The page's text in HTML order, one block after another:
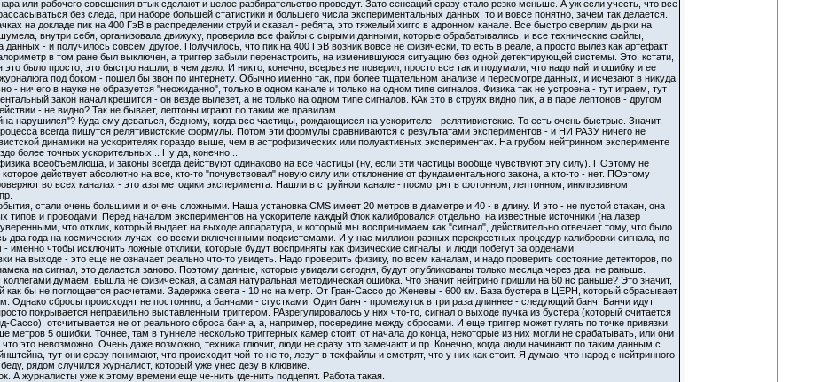
или рабочего совещения втык сделают и целое разбирательство проведут. Зато сенсаций сразу стало резко меньше. А уж если учесть, что все
без следа, при наборе большей статистики и большего числа экспериментальных данных, то и вовсе понятно, зачем так делается.
на докладе пик на 400 ГэВ в распределении струй и сказал - ребята, это тяжелый хиггс в адронном канале. Все быстро сверлим дырки на
внутри себя, организовала движуху, проверила все файлы с сырыми данными, которые обрабатывались, и все технические файлы,
- и получилось совсем другое. Получилось, что пик на 400 ГэВ возник вовсе не физически, то есть в реале, а просто вылез как артефакт
в том ране был выключен, а триггер забыли перенастроить, на изменившуюся ситуацию без одной детектирующей системы. Это, кстати,
было просто, это быстро нашли, в чем дело. И никто, конечно, всерьез не поверил, просто все так и подумали, что надо найти ошибку и ее
под боком - пошел бы звон по интернету. Обычно именно так, при более тщательном анализе и пересмотре данных, и исчезают в никуда
- ничего в науке не образуется "неожиданно", только в одном канале и только на одном типе сигналов. Физика так не устроена - тут играем, тут
закон начал крешится - он везде вылезет, а не только на одном типе сигналов. КАк это в струях видно пик, а в паре лептонов - другом
- не видно? Так не бывает, лептоны играют по таким же правилам.
нарушился"? Куда ему деваться, бедному, когда все частицы, рождающиеся на ускорителе - релятивистские. То есть очень быстрые. Значит,
всегда пишутся релятивистские формулы. Потом эти формулы сравниваются с результатами экспериментов - и НИ РАЗУ ничего не
динамики на ускорителях гораздо выше, чем в астрофизических или полуактивных экспериментах. На грубом нейтринном эксперименте
более точных ускорительных... Ну да, конечно...
всеобъемлюща, и законы всегда действуют одинаково на все частицы (ну, если эти частицы вообще чувствуют эту силу). ПОэтому не
действует абсолютно на все, кто-то "почувствовал" новую силу или отклонение от фундаментального закона, а кто-то - нет. ПОэтому
во всех каналах - это азы методики эксперимента. Нашли в струйном канале - посмотрят в фотонном, лептонном, инклюзивном
стали очень большими и очень сложными. Наша установка CMS имеет 20 метров в диаметре и 40 - в длину. И это - не пустой стакан, она
типов и проводами. Перед началом экспериментов на ускорителе каждый блок калибровался отдельно, на известные источники (на лазер
что отклик, который выдает на выходе аппаратура, и который мы воспринимаем как "сигнал", действительно отвечает тому, что было
два года на космических лучах, со всеми включенными подсистемами. И у нас миллион разных перекрестных процедур калибровки сигнала, по
чтобы исключить ложные отклики, которые будут восприняты как физические сигналы, и люди побегут за орденами.
на выходе - это еще не означает реально что-то увидеть. Надо проверить физику, по всем каналам, и надо проверить состояние детекторов, по
на сигнал, это делается заново. Поэтому данные, которые увидели сегодня, будут опубликованы только месяца через два, не раньше.
думаем, вышла не физическая, а самая натуральная методическая ошибка. Что значит нейтрино пришли на 60 нс раньше? Это значит,
как бы не поглощается расчетами. Задержка света - 10 нс на метр. От Гран-Сассо до Женевы - 600 км. База бустера в ЦЕРН, который сбрасывает
Однако сбросы происходят не постоянно, а банчами - сгустками. Один банч - промежуток в три раза длиннее - следующий банч. Банчи идут
покрывается неправильно выставленным триггером. РАзрегулировалось у них что-то, сигнал о выходе пучка из бустера (который считается
отсчитывается не от реального сброса банча, а, например, посередине между сбросами. И еще триггер может гулять по точке привязки
метров 5 ошибки. Точнее, там в туннеле несколько триггерных камер стоит, от начала до конца, некоторые из них могли не срабатывать, или они
это невозможно. Очень даже возможно, техника глючит, люди не сразу это замечают и пр. Конечно, когда люди начинают по таким данным с
тут они сразу понимают, что происходит чой-то не то, лезут в техфайлы и смотрят, что у них как стоит. Я думаю, что народ с нейтринного
рядом случился журналист, который уже унес дезу в клювике.
А журналисты уже к этому времени еще че-нить где-нить подцепят. Работа такая.